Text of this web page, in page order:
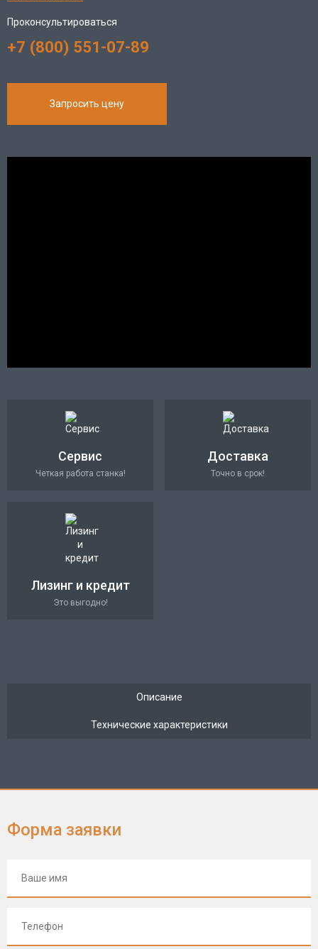
Проконсультироваться
+7 (800) 551-07-89
Запросить цену
Сервис
Четкая работа станка!
Доставка
Точно в срок!
Лизинг и кредит
Это выгодно!
Описание
Технические характеристики
Форма заявки